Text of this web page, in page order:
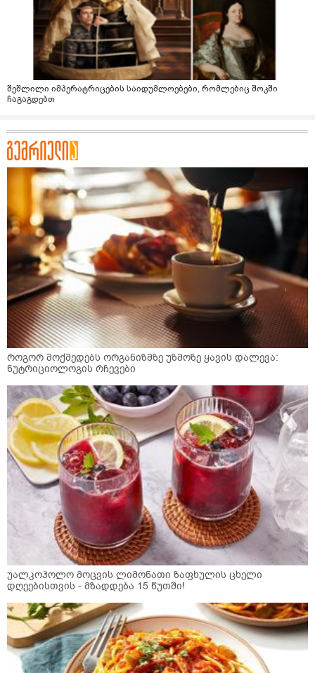
შეშლილი იმპერატრიცების საიდუმლოებები, რომლებიც შოკში
ჩაგაგდებთ
როგორ მოქმედებს ორგანიზმზე უზმოზე ყავის დალევა:
ნუტრიციოლოგის რჩევები
უალკოჰოლო მოცვის ლიმონათი ზაფხულის ცხელი
დღეებისთვის - მზადდება 15 წუთში!